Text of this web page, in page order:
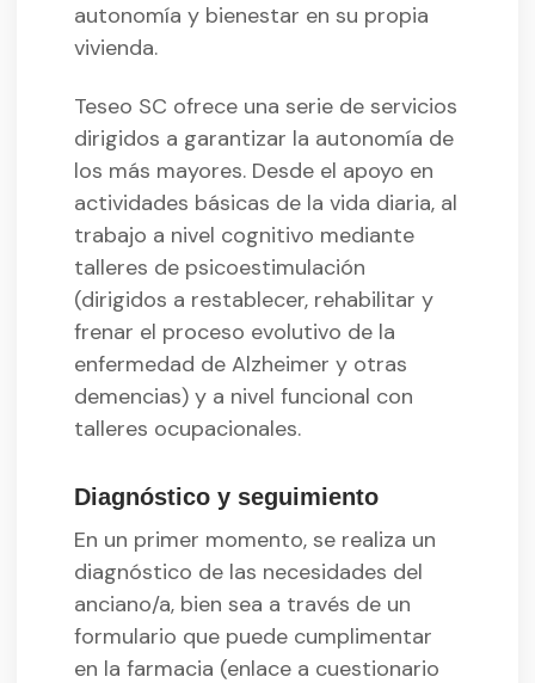
autonomía y bienestar en su propia
vivienda.
Teseo SC ofrece una serie de servicios
dirigidos a garantizar la autonomía de
los más mayores. Desde el apoyo en
actividades básicas de la vida diaria, al
trabajo a nivel cognitivo mediante
talleres de psicoestimulación
(dirigidos a restablecer, rehabilitar y
frenar el proceso evolutivo de la
enfermedad de Alzheimer y otras
demencias) y a nivel funcional con
talleres ocupacionales.
Diagnóstico y seguimiento
En un primer momento, se realiza un
diagnóstico de las necesidades del
anciano/a, bien sea a través de un
formulario que puede cumplimentar
en la farmacia (enlace a cuestionario